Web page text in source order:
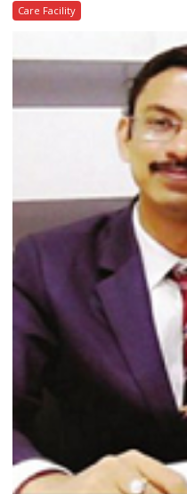
Care Facility